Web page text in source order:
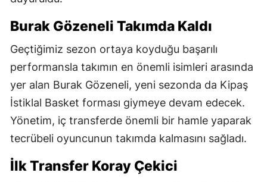
Burak Gözeneli Takımda Kaldı
Geçtiğimiz sezon ortaya koyduğu başarılı
performansla takımın en önemli isimleri arasında
yer alan Burak Gözeneli, yeni sezonda da Kipaş
İstiklal Basket forması giymeye devam edecek.
Yönetim, iç transferde önemli bir hamle yaparak
tecrübeli oyuncunun takımda kalmasını sağladı.
İlk Transfer Koray Çekici